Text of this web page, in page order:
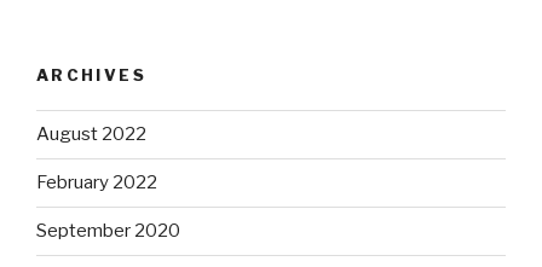
ARCHIVES
August 2022
February 2022
September 2020